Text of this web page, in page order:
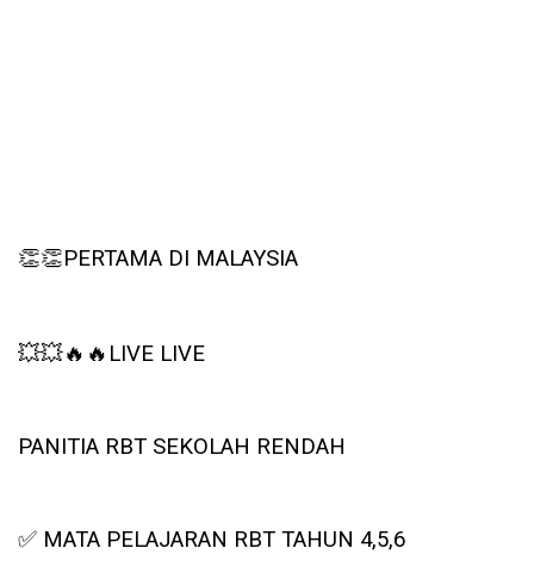
👏👏PERTAMA DI MALAYSIA
💥💥🔥🔥 LIVE LIVE
PANITIA RBT SEKOLAH RENDAH
✅ MATA PELAJARAN RBT TAHUN 4,5,6